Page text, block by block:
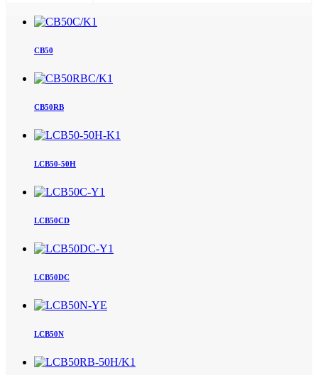
CB50
CB50RB
LCB50-50H
LCB50CD
LCB50DC
LCB50N